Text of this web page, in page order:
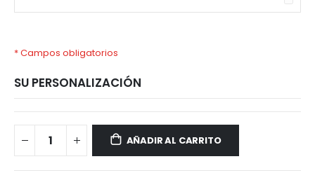
* Campos obligatorios
SU PERSONALIZACIÓN
AÑADIR AL CARRITO